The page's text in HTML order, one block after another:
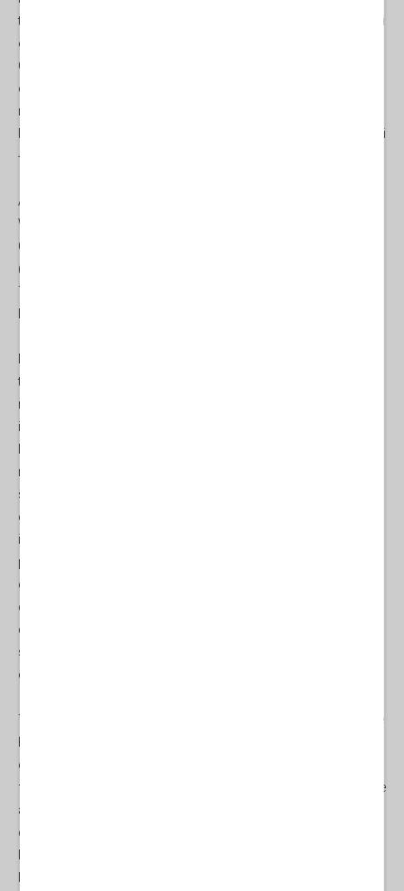
tenerci incollati allo schermo. Le app, con squilli, segnali luminosi
e vibrazioni fanno a gara per attirare la nostra attenzione.
Quando non bastano i programmatori, si chiamano a
collaborare alla progettazione sociologi, psicologi e
neuroscienziati. Nulla è lasciato al caso. Il business è enorme.
Nel 2022 lo smartphone è stato usato - nei principali dieci mercati
- in media 5 ore al giorno (circa un terzo del tempo di veglia).
A livello mondiale, le prime cinque app per tempo d’utilizzo sono
WeChat (19,5%), TikTok (17), YouTube (12,), Facebook (9,2),
Chrome (8,1) e Instagram (4,6). Le più redditizie sono Disney+
(16% della spesa totale da parte dei consumatori), Tinder (13,1),
TikTok (7,9) e YouTube (4,5). È facile capire la diffidenza di Usa e
telecamere e microfoni capaci di catturare ogni sospiro,
movimento, tocco, comando dell’utente, e quante più
informazioni possibili dell’ambiente in cui si trova. Anche quando
madre e invia informazioni sul nostro stato, sulla nostra salute,
su dove ci troviamo e cosa facciamo, se siamo seduti o
camminiamo, se guardiamo a ovest oppure a est. Invia le
informazioni ai gestori dei sistemi operativi (Google e Apple) o ai
proprietari delle app. Ci guida verso le migliori e più convenienti
destinazioni, allevia le nostre ansie quando siamo sperduti tra le
calli e le ramblas, ci trova un Uber e un bar all’angolo di strada
dove bere una coca cola ghiacciata, ci riporta a casa o ci
sistema in un albergo, ci sveglia la mattina con una canzone
degli Smashing Pumpkins.
Tanto piccolo quanto potente, lo smartphone è un Computer che
dispositivi smart (computer Palmari), le compagnie telefoniche
festeggiarono la nuova macchina. Loro erano le proprietarie delle
autostrade, bastava mettere un casello e far pagare il pedaggio e
ci si sarebbe riempiti le tasche senza alzare un dito. I prezzi delle